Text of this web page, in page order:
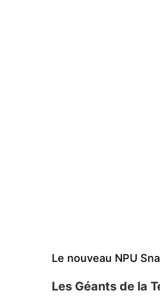
Le nouveau NPU
Les Géants de la